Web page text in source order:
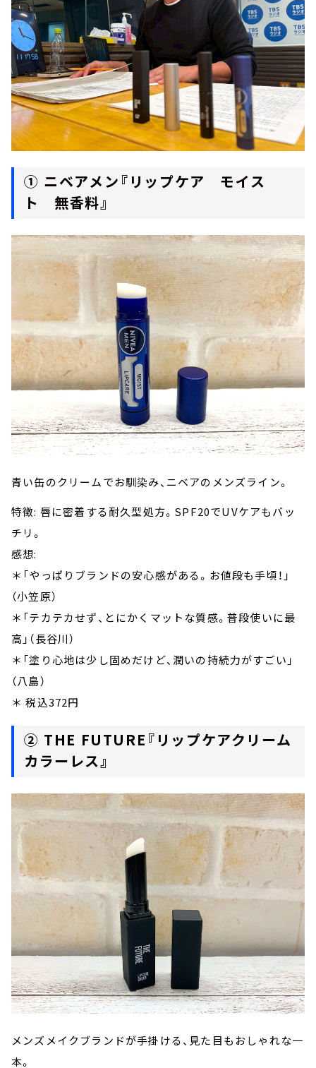
① ニベアメン『リップケア モイス
ト 無香料』
青い缶のクリームでお馴染み、ニベアのメンズライン。
特徴: 唇に密着する耐久型処方。SPF20でUVケアもバッ
チリ。
感想:
＊「やっぱりブランドの安心感がある。お値段も手頃！」
（小笠原）
＊「テカテカせず、とにかくマットな質感。普段使いに最
高」（長谷川）
＊「塗り心地は少し固めだけど、潤いの持続力がすごい」
（八島）
＊ 税込372円
② THE FUTURE『リップケアクリーム
カラーレス』
メンズメイクブランドが手掛ける、見た目もおしゃれな一
本。